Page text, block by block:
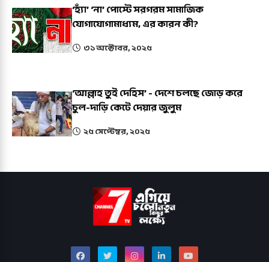
‘হ্যাঁ’ ‘না’ পোস্টে সরগরম সামাজিক
যোগাযোগামাধ্যম, এর কারন কী?
৩১ অক্টোবর, ২০২৫
‘আল্লাহ তুই দেহিস’ - দেশে চলছে জোড় করে
চুল-দাড়ি কেটে দেয়ার জুলুম
২৫ সেপ্টেম্বর, ২০২৫